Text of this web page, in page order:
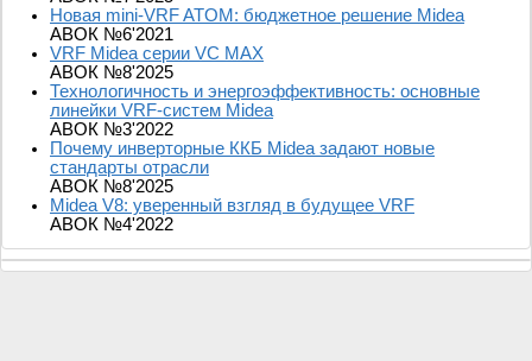
Новая mini-VRF ATOM: бюджетное решение Midea
АВОК №6'2021
VRF Midea серии VC MAX
АВОК №8'2025
Технологичность и энергоэффективность: основные
линейки VRF-систем Midea
АВОК №3'2022
Почему инверторные ККБ Midea задают новые
стандарты отрасли
АВОК №8'2025
Midea V8: уверенный взгляд в будущее VRF
АВОК №4'2022